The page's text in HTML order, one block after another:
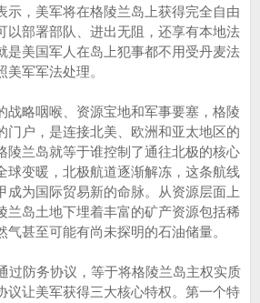
示，美军将在格陵兰岛上获得完全自由
以部署部队、进出无阻，还享有本地法
是美国军人在岛上犯事都不用受丹麦法
军军法处理。
战略咽喉、资源宝地和军事要塞，格陵
门户，是连接北美、欧洲和亚太地区的
陵兰岛就等于谁控制了通往北极的核心
球变暖，北极航道逐渐解冻，这条航线
成为国际贸易新的命脉。从资源层面上
兰岛土地下埋着丰富的矿产资源包括稀
气甚至可能有尚未探明的石油储量。
过防务协议，等于将格陵兰岛主权实质
议让美军获得三大核心特权。第一个特